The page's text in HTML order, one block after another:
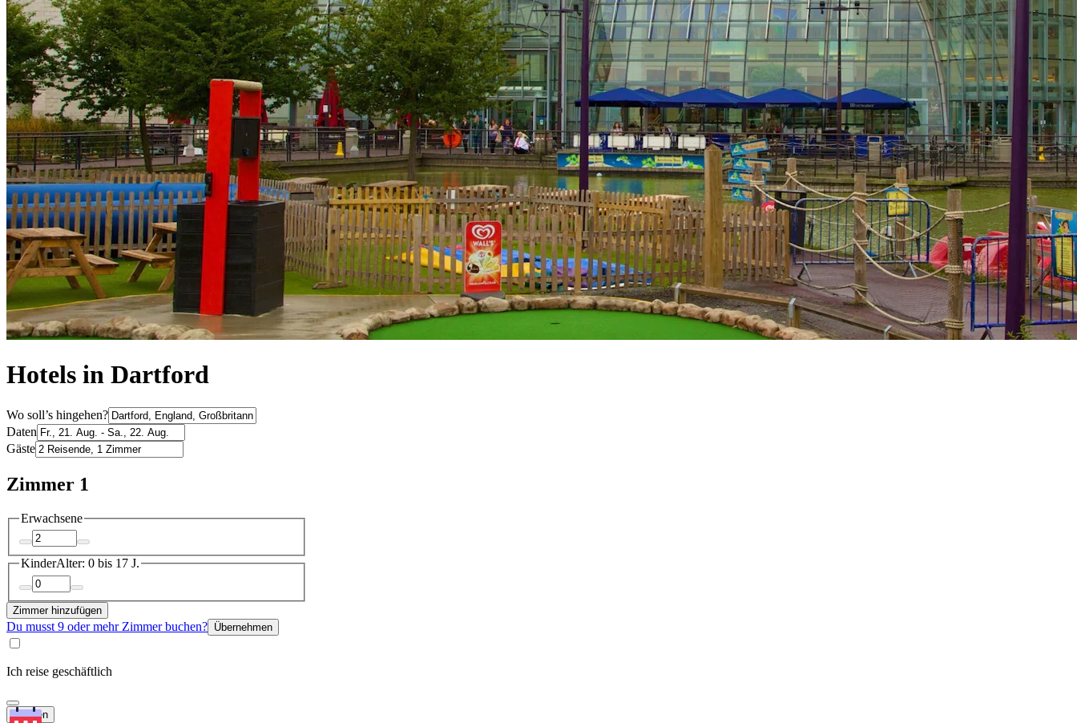
Hotels in Dartford
Wo soll’s hingehen?
Daten
Gäste
Zimmer 1
Erwachsene
KinderAlter: 0 bis 17 J.
Zimmer hinzufügen
Du musst 9 oder mehr Zimmer buchen? Übernehmen
Ich reise geschäftlich
Suchen